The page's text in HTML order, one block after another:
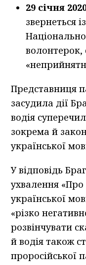
29 січня
звернеться
волонтерок,
Представниця
засудила дії
водія
зокрема й
української
У відповідь
ухвалення
української
«різко
розвінчувати
й водія також
проросійської